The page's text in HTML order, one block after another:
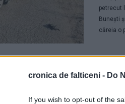
cronica de falticeni - Do
If you wish to opt-out of the
petrecut
Bunești
căreia o
Luncii